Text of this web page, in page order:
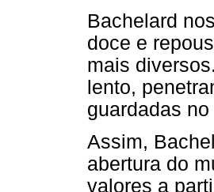
Bachelard
doce e
mais
lento,
guardadas
Assim,
abertura do
valores a